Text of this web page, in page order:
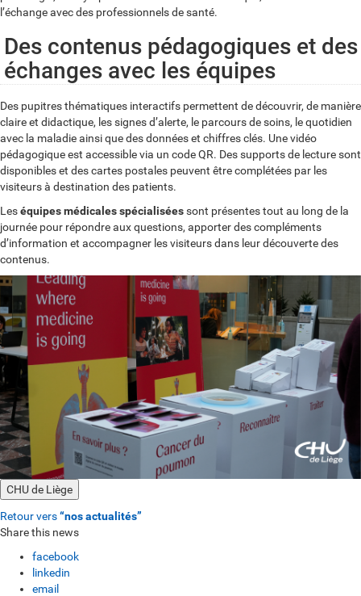
l’échange avec des professionnels de santé.
Des contenus pédagogiques et des
échanges avec les équipes
Des pupitres thématiques interactifs permettent de découvrir, de manière
claire et didactique, les signes d’alerte, le parcours de soins, le quotidien
avec la maladie ainsi que des données et chiffres clés. Une vidéo
pédagogique est accessible via un code QR. Des supports de lecture sont
disponibles et des cartes postales peuvent être complétées par les
visiteurs à destination des patients.
Leséquipes médicales spécialiséessont présentes tout au long de la
journée pour répondre aux questions, apporter des compléments
d’information et accompagner les visiteurs dans leur découverte des
contenus.
CHU de Liège
Retour vers“nos actualités”
Share this news
facebook
linkedin
email